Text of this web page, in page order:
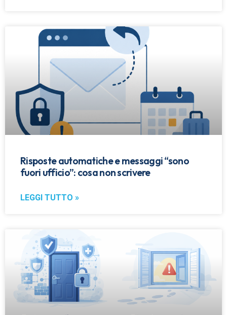
Risposte automatiche e messaggi “sono
fuori ufficio”: cosa non scrivere
LEGGI TUTTO »